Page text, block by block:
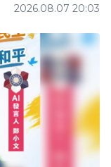
2026.08.07 20:03